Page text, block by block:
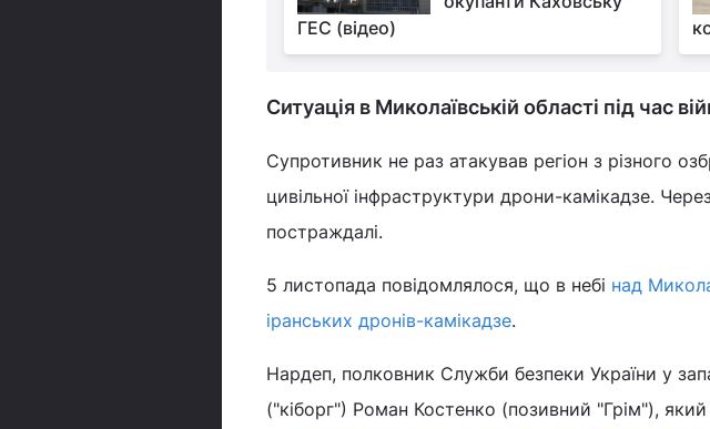
ГЕС (відео)
Ситуація в Миколаївській області під час
Супротивник не раз атакував регіон з різного
цивільної інфраструктури дрони-камікадзе.
постраждалі.
5 листопада повідомлялося, що в небі над
іранських дронів-камікадзе.
Нардеп, полковник Служби безпеки України у
("кіборг") Роман Костенко (позивний "Грім"),